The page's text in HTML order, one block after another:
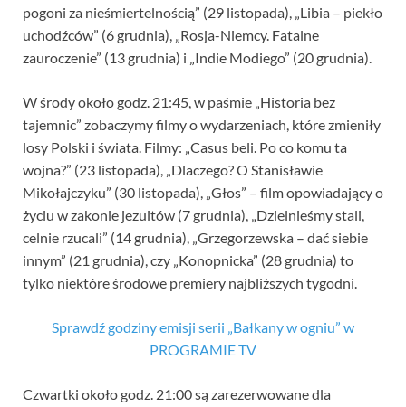
pogoni za nieśmiertelnością” (29 listopada), „Libia – piekło
uchodźców” (6 grudnia), „Rosja-Niemcy. Fatalne
zauroczenie” (13 grudnia) i „Indie Modiego” (20 grudnia).
W środy około godz. 21:45, w paśmie „Historia bez
tajemnic” zobaczymy filmy o wydarzeniach, które zmieniły
losy Polski i świata. Filmy: „Casus beli. Po co komu ta
wojna?” (23 listopada), „Dlaczego? O Stanisławie
Mikołajczyku” (30 listopada), „Głos” – film opowiadający o
życiu w zakonie jezuitów (7 grudnia), „Dzielnieśmy stali,
celnie rzucali” (14 grudnia), „Grzegorzewska – dać siebie
innym” (21 grudnia), czy „Konopnicka” (28 grudnia) to
tylko niektóre środowe premiery najbliższych tygodni.
Sprawdź godziny emisji serii „Bałkany w ogniu” w
PROGRAMIE TV
Czwartki około godz. 21:00 są zarezerwowane dla